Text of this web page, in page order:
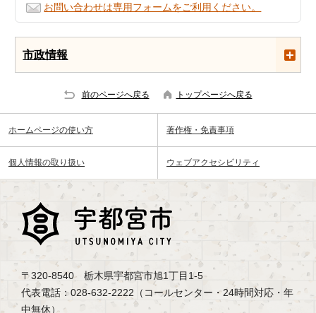
お問い合わせは専用フォームをご利用ください。
市政情報
前のページへ戻る トップページへ戻る
ホームページの使い方 著作権・免責事項
個人情報の取り扱い ウェブアクセシビリティ
〒320-8540 栃木県宇都宮市旭1丁目1-5
代表電話：028-632-2222（コールセンター・24時間対応・年
中無休）